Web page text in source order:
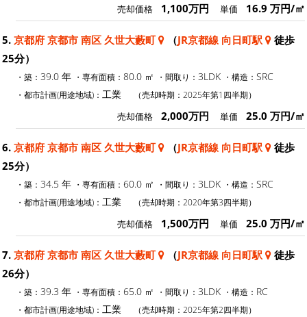
売却価格 1,100万円 単価 16.9 万円/㎡
5. 京都府 京都市 南区 久世大藪町 （JR京都線 向日町駅
徒歩
25分）
・築： 39.0 年 ・専有面積： 80.0 ㎡ ・間取り： 3LDK ・構造： SRC
・都市計画(用途地域)： 工業 （売却時期：2025年第1四半期）
売却価格 2,000万円 単価 25.0 万円/㎡
6. 京都府 京都市 南区 久世大藪町 （JR京都線 向日町駅
徒歩
25分）
・築： 34.5 年 ・専有面積： 60.0 ㎡ ・間取り： 3LDK ・構造： SRC
・都市計画(用途地域)： 工業 （売却時期：2020年第3四半期）
売却価格 1,500万円 単価 25.0 万円/㎡
7. 京都府 京都市 南区 久世大藪町 （JR京都線 向日町駅
徒歩
26分）
・築： 39.3 年 ・専有面積： 65.0 ㎡ ・間取り： 3LDK ・構造： RC
・都市計画(用途地域)： 工業 （売却時期：2025年第2四半期）